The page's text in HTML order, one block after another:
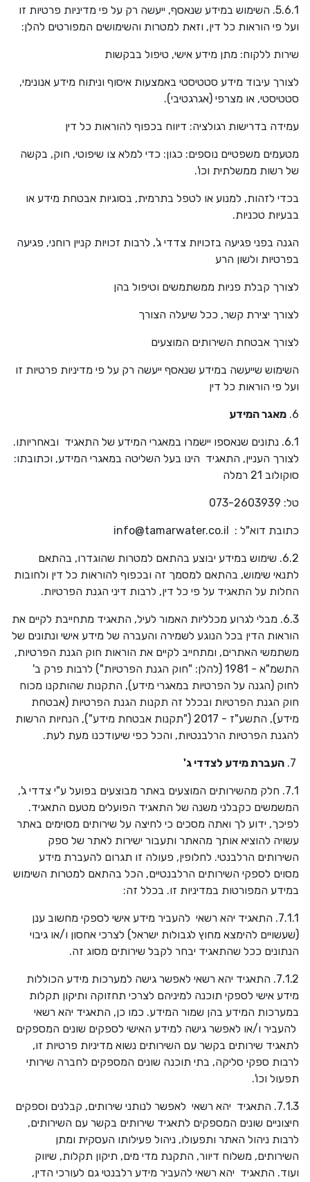
5.6.1. השימוש במידע שנאסף, ייעשה רק על פי מדיניות פרטיות זו
ועל פי הוראות כל דין, וזאת למטרות והשימושים המפורטים להלן:
שירות ללקוח: מתן מידע אישי, טיפול בבקשות
לצורך עיבוד מידע סטטיסטי באמצעות איסוף וניתוח מידע אנונימי,
סטטיסטי, או מצרפי (אגרגטיבי).
עמידה בדרישות רגולציה: דיווח בכפוף להוראות כל דין
מטעמים משפטיים נוספים: כגון: כדי למלא צו שיפוטי, חוק, בקשה
של רשות ממשלתית וכו'.
בכדי לזהות, למנוע או לטפל בתרמית, בסוגיות אבטחת מידע או
בבעיות טכניות.
הגנה בפני פגיעה בזכויות צדדי ג', לרבות זכויות קניין רוחני, פגיעה
בפרטיות ולשון הרע
לצורך קבלת פניות ממשתמשים וטיפול בהן
לצורך יצירת קשר, ככל שיעלה הצורך
לצורך אבטחת השירותים המוצעים
השימוש שייעשה במידע שנאסף ייעשה רק על פי מדיניות פרטיות זו
ועל פי הוראות כל דין
6. מאגר המידע
6.1. נתונים שנאספו יישמרו במאגרי המידע של התאגיד ובאחריותו.
לצורך העניין, התאגיד הינו בעל השליטה במאגרי המידע, וכתובתו:
סוקולוב 21 רמלה
טל: 073-2603939
כתובת דוא"ל : info@tamarwater.co.il
6.2. שימוש במידע יבוצע בהתאם למטרות שהוגדרו, בהתאם
לתנאי שימוש, בהתאם למסמך זה ובכפוף להוראות כל דין ולחובות
החלות על התאגיד על פי כל דין, לרבות דיני הגנת הפרטיות.
6.3. מבלי לגרוע מכלליות האמור לעיל, התאגיד מתחייבת לקיים את
הוראות הדין בכל הנוגע לשמירה והעברה של מידע אישי ונתונים של
משתמשי האתרים, ומתחייב לקיים את הוראות חוק הגנת הפרטיות,
התשמ"א - 1981 (להלן: "חוק הגנת הפרטיות") לרבות פרק ב'
לחוק (הגנה על הפרטיות במאגרי מידע), התקנות שהותקנו מכוח
חוק הגנת הפרטיות ובכלל זה תקנות הגנת הפרטיות (אבטחת
מידע), התשע"ז - 2017 ("תקנות אבטחת מידע"), הנחיות הרשות
להגנת הפרטיות הרלבנטיות, והכל כפי שיעודכנו מעת לעת.
העברת מידע לצדדי ג'
7.1. חלק מהשירותים המוצעים באתר מבוצעים בפועל ע"י צדדי ג',
המשמשים כקבלני משנה של התאגיד הפועלים מטעם התאגיד.
לפיכך, ידוע לך ואתה מסכים כי לחיצה על שירותים מסוימים באתר
עשויה להוציא אותך מהאתר ותעבור ישירות לאתר של ספק
השירותים הרלבנטי. לחלופין, פעולה זו תגרום להעברת מידע
מסוים לספקי השירותים הרלבנטיים, הכל בהתאם למטרות השימוש
במידע המפורטות במדיניות זו. בכלל זה:
7.1.1. התאגיד יהא רשאי להעביר מידע אישי לספקי מחשוב ענן
(שעשויים להימצא מחוץ לגבולות ישראל) לצרכי אחסון ו/או גיבוי
הנתונים ככל שהתאגיד יבחר לקבל שירותים מסוג זה.
7.1.2. התאגיד יהא רשאי לאפשר גישה למערכות מידע הכוללות
מידע אישי לספקי תוכנה למיניהם לצרכי תחזוקה ותיקון תקלות
במערכות המידע בהן שמור המידע. כמו כן, התאגיד יהא רשאי
להעביר ו/או לאפשר גישה למידע האישי לספקים שונים המספקים
לתאגיד שירותים בקשר עם השירותים נשוא מדיניות פרטיות זו,
לרבות ספקי סליקה, בתי תוכנה שונים המספקים לחברה שירותי
תפעול וכו'.
7.1.3. התאגיד יהא רשאי לאפשר לנותני שירותים, קבלנים וספקים
חיצוניים שונים המספקים לתאגיד שירותים בקשר עם השירותים,
לרבות ניהול האתר ותפעולו, ניהול פעילותו העסקית ומתן
השירותים, משלוח דיוור, התקנת מדי מים, תיקון תקלות, שיווק
ועוד. התאגיד יהא רשאי להעביר מידע רלבנטי גם לעורכי הדין,